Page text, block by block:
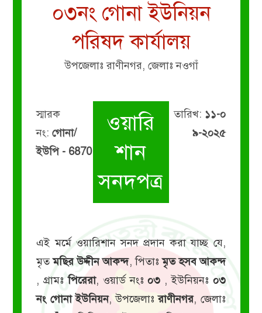
০৩নং গোনা ইউনিয়ন
পরিষদ কার্যালয়
উপজেলাঃ রাণীনগর, জেলাঃ নওগাঁ
স্মারক
নং:গোনা/
ইউপি - 6870
ওয়ারি
শান
সনদপত্র
তারিখ: ১১-০
৯-২০২৫
এই মর্মে ওয়ারিশান সনদ প্রদান করা যাচ্ছ যে,
মৃতমছির উদ্দীন আকন্দ, পিতাঃমৃত হসব আকন্দ
, গ্রামঃপিরেরা, ওয়ার্ড নংঃ০৩ , ইউনিয়নঃ ০৩
নং গোনা ইউনিয়ন, উপজেলাঃরাণীনগর, জেলাঃ